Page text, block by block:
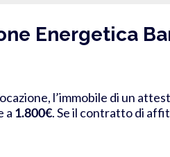
Energetica
l’immobile di un
a 1.800€. Se il contratto di